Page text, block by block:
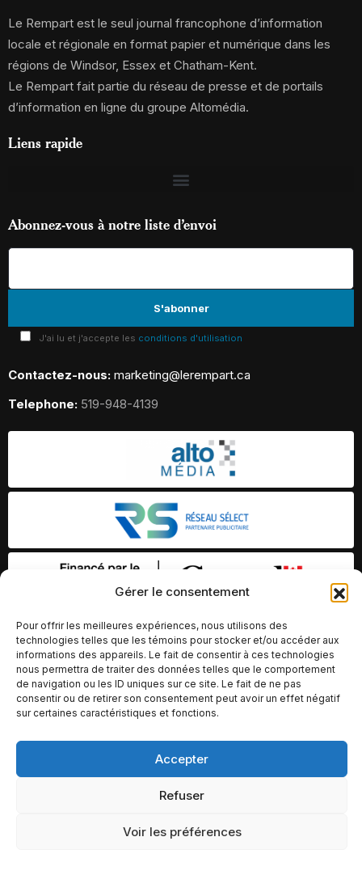
Gérer le consentement
Pour offrir les meilleures expériences, nous utilisons des
technologies telles que les témoins pour stocker et/ou accéder aux
informations des appareils. Le fait de consentir à ces technologies
nous permettra de traiter des données telles que le comportement
de navigation ou les ID uniques sur ce site. Le fait de ne pas
consentir ou de retirer son consentement peut avoir un effet négatif
sur certaines caractéristiques et fonctions.
Accepter
Refuser
Voir les préférences
Le Rempart est le seul journal francophone d’information
locale et régionale en format papier et numérique dans les
régions de Windsor, Essex et Chatham-Kent.
Le Rempart fait partie du réseau de presse et de portails
d’information en ligne du groupe Altomédia.
Liens rapide
Abonnez-vous à notre liste d’envoi
J'ai lu et j'accepte les conditions d'utilisation
Contactez-nous: marketing@lerempart.ca
Telephone: 519-948-4139
© Copyright 2026 – Altomédia Inc |
Ce site internet a été conçu et développé par Chameleon Ideas